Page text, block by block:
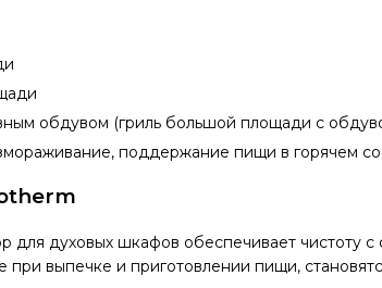
обдувом (гриль большой площади с
поддержание пищи в горячем
для духовых шкафов обеспечивает чистоту с
при выпечке и приготовлении пищи,